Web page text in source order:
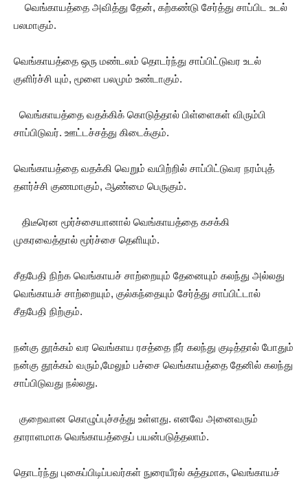
வெங்காயத்தை அவித்து தேன், கற்கண்டு சேர்த்து சாப்பிட உடல்
பலமாகும்.
வெங்காயத்தை ஒரு மண்டலம் தொடர்ந்து சாப்பிட்டுவர உடல்
குளிர்ச்சி யும், மூளை பலமும் உண்டாகும்.
வெங்காயத்தை வதக்கிக் கொடுத்தால் பிள்ளைகள் விரும்பி
சாப்பிடுவர். ஊட்டச்சத்து கிடைக்கும்.
வெங்காயத்தை வதக்கி வெறும் வயிற்றில் சாப்பிட்டுவர நரம்புத்
தளர்ச்சி குணமாகும், ஆண்மை பெருகும்.
திடீரென மூர்ச்சையானால் வெங்காயத்தை கசக்கி
முகரவைத்தால் மூர்ச்சை தெளியும்.
சீதபேதி நிற்க வெங்காயச் சாற்றையும் தேனையும் கலந்து அல்லது
வெங்காயச் சாற்றையும், குல்கந்தையும் சேர்த்து சாப்பிட்டால்
சீதபேதி நிற்கும்.
நன்கு தூக்கம் வர வெங்காய ரசத்தை நீர் கலந்து குடித்தால் போதும்
நன்கு தூக்கம் வரும்,மேலும் பச்சை வெங்காயத்தை தேனில் கலந்து
சாப்பிடுவது நல்லது.
குறைவான கொழுப்புச்சத்து உள்ளது. எனவே அனைவரும்
தாராளமாக வெங்காயத்தைப் பயன்படுத்தலாம்.
தொடர்ந்து புகைப்பிடிப்பவர்கள் நுரையீரல் சுத்தமாக, வெங்காயச்